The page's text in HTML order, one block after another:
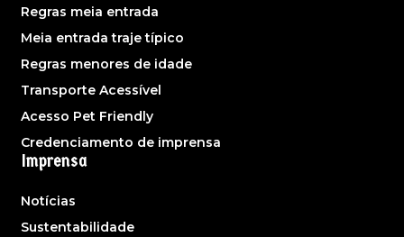
Regras meia entrada
Meia entrada traje típico
Regras menores de idade
Transporte Acessível
Acesso Pet Friendly
Credenciamento de imprensa
Imprensa
Notícias
Sustentabilidade